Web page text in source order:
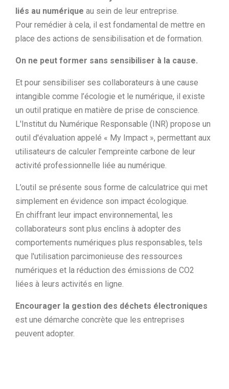
liés au numérique au sein de leur entreprise.
Pour remédier à cela, il est fondamental de mettre en
place des actions de sensibilisation et de formation.
On ne peut former sans sensibiliser à la cause.
Et pour sensibiliser ses collaborateurs à une cause
intangible comme l’écologie et le numérique, il existe
un outil pratique en matière de prise de conscience.
L'Institut du Numérique Responsable (INR) propose un
outil d'évaluation appelé « My Impact », permettant aux
utilisateurs de calculer l'empreinte carbone de leur
activité professionnelle liée au numérique.
L’outil se présente sous forme de calculatrice qui met
simplement en évidence son impact écologique.
En chiffrant leur impact environnemental, les
collaborateurs sont plus enclins à adopter des
comportements numériques plus responsables, tels
que l'utilisation parcimonieuse des ressources
numériques et la réduction des émissions de CO2
liées à leurs activités en ligne.
Encourager la gestion des déchets électroniques
est une démarche concrète que les entreprises
peuvent adopter.